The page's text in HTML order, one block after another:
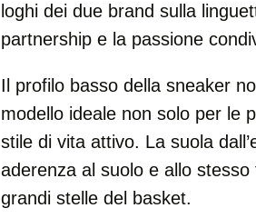
loghi dei due brand sulla
partnership e la passione
Il profilo basso della sneaker
modello ideale non solo per le
stile di vita attivo. La suola
aderenza al suolo e allo
grandi stelle del basket.